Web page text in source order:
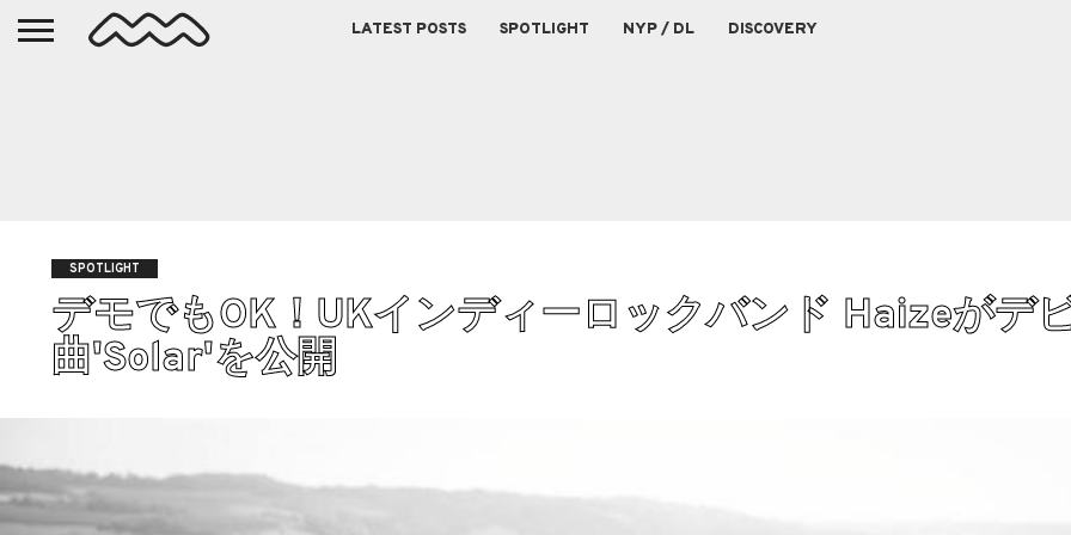
LATEST POSTS SPOTLIGHT NYP / DL DISCOVERY
SPOTLIGHT
デモでもOK！UKインディーロックバンド Haizeがデ
曲'Solar'を公開